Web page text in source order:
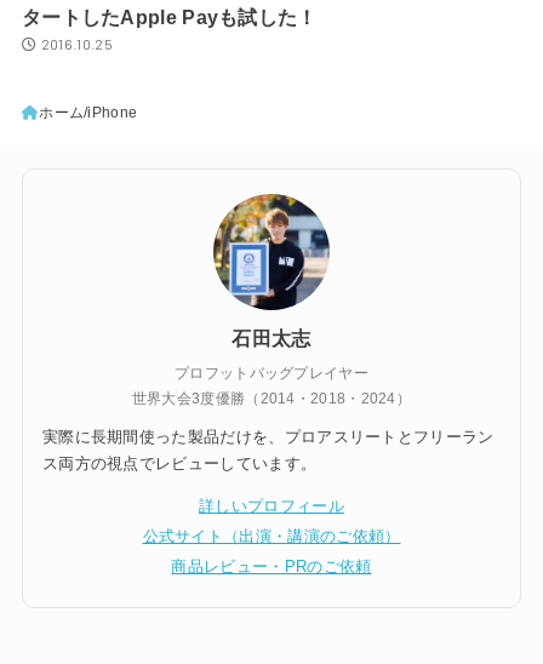
タートしたApple Payも試した！
2016.10.25
ホーム iPhone
石田太志
プロフットバッグプレイヤー
世界大会3度優勝（2014・2018・2024）
実際に長期間使った製品だけを、プロアスリートとフリーラン
ス両方の視点でレビューしています。
詳しいプロフィール
公式サイト（出演・講演のご依頼）
商品レビュー・PRのご依頼